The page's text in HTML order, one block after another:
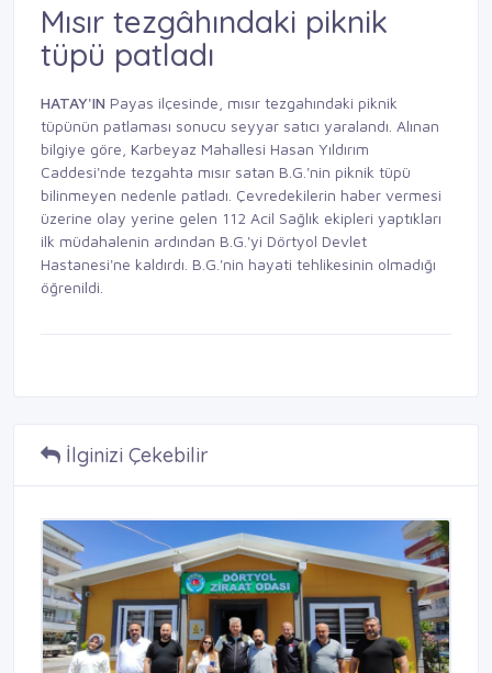
Mısır tezgâhındaki piknik
tüpü patladı
HATAY'IN Payas ilçesinde, mısır tezgahındaki piknik
tüpünün patlaması sonucu seyyar satıcı yaralandı. Alınan
bilgiye göre, Karbeyaz Mahallesi Hasan Yıldırım
Caddesi'nde tezgahta mısır satan B.G.'nin piknik tüpü
bilinmeyen nedenle patladı. Çevredekilerin haber vermesi
üzerine olay yerine gelen 112 Acil Sağlık ekipleri yaptıkları
ilk müdahalenin ardından B.G.'yi Dörtyol Devlet
Hastanesi'ne kaldırdı. B.G.'nin hayati tehlikesinin olmadığı
öğrenildi.
İlginizi Çekebilir